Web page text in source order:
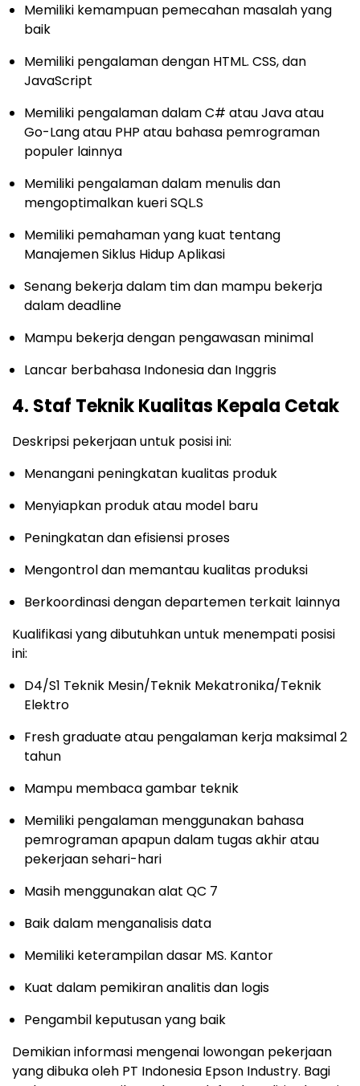
Memiliki kemampuan pemecahan masalah yang
baik
Memiliki pengalaman dengan HTML. CSS, dan
JavaScript
Memiliki pengalaman dalam C# atau Java atau
Go-Lang atau PHP atau bahasa pemrograman
populer lainnya
Memiliki pengalaman dalam menulis dan
mengoptimalkan kueri SQL.S
Memiliki pemahaman yang kuat tentang
Manajemen Siklus Hidup Aplikasi
Senang bekerja dalam tim dan mampu bekerja
dalam deadline
Mampu bekerja dengan pengawasan minimal
Lancar berbahasa Indonesia dan Inggris
4. Staf Teknik Kualitas Kepala Cetak
Deskripsi pekerjaan untuk posisi ini:
Menangani peningkatan kualitas produk
Menyiapkan produk atau model baru
Peningkatan dan efisiensi proses
Mengontrol dan memantau kualitas produksi
Berkoordinasi dengan departemen terkait lainnya
Kualifikasi yang dibutuhkan untuk menempati posisi
ini:
D4/S1 Teknik Mesin/Teknik Mekatronika/Teknik
Elektro
Fresh graduate atau pengalaman kerja maksimal 2
tahun
Mampu membaca gambar teknik
Memiliki pengalaman menggunakan bahasa
pemrograman apapun dalam tugas akhir atau
pekerjaan sehari-hari
Masih menggunakan alat QC 7
Baik dalam menganalisis data
Memiliki keterampilan dasar MS. Kantor
Kuat dalam pemikiran analitis dan logis
Pengambil keputusan yang baik
Demikian informasi mengenai lowongan pekerjaan
yang dibuka oleh PT Indonesia Epson Industry. Bagi